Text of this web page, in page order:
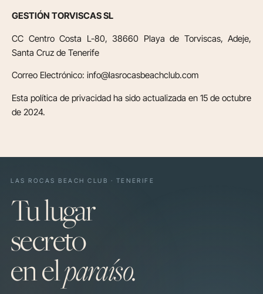
GESTIÓN TORVISCAS SL
CC Centro Costa L-80, 38660 Playa de Torviscas, Adeje,
Santa Cruz de Tenerife
Correo Electrónico: info@lasrocasbeachclub.com
Esta política de privacidad ha sido actualizada en 15 de octubre
de 2024.
LAS ROCAS BEACH CLUB · TENERIFE
Tu lugar
secreto
en elparaíso.